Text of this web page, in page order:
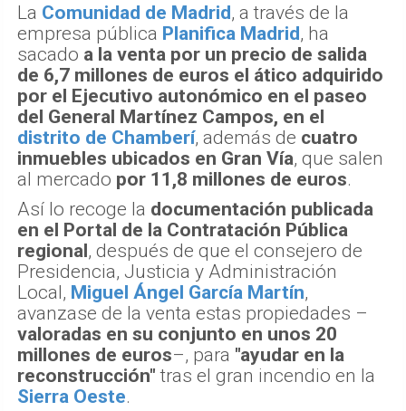
La Comunidad de Madrid, a través de la
empresa pública Planifica Madrid, ha
sacado a la venta por un precio de salida
de 6,7 millones de euros el ático adquirido
por el Ejecutivo autonómico en el paseo
del General Martínez Campos, en el
distrito de Chamberí, además de cuatro
inmuebles ubicados en Gran Vía, que salen
al mercado por 11,8 millones de euros.
Así lo recoge la documentación publicada
en el Portal de la Contratación Pública
regional, después de que el consejero de
Presidencia, Justicia y Administración
Local, Miguel Ángel García Martín,
avanzase de la venta estas propiedades –
valoradas en su conjunto en unos 20
millones de euros–, para "ayudar en la
reconstrucción" tras el gran incendio en la
Sierra Oeste.